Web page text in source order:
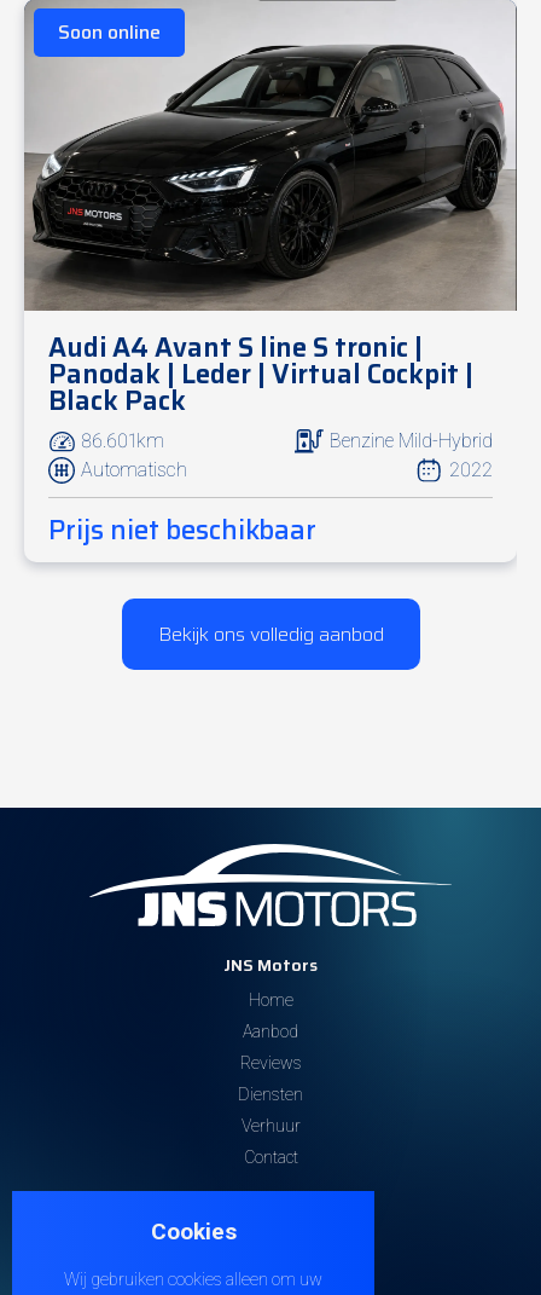
Soon online
Audi A4 Avant S line S tronic |
Panodak | Leder | Virtual Cockpit |
Black Pack
86.601km
Benzine Mild-Hybrid
Automatisch
2022
Prijs niet beschikbaar
Bekijk ons volledig aanbod
JNS Motors
Home
Aanbod
Reviews
Diensten
Verhuur
Contact
Steenweg 32
Cookies
Wij gebruiken cookies alleen om uw